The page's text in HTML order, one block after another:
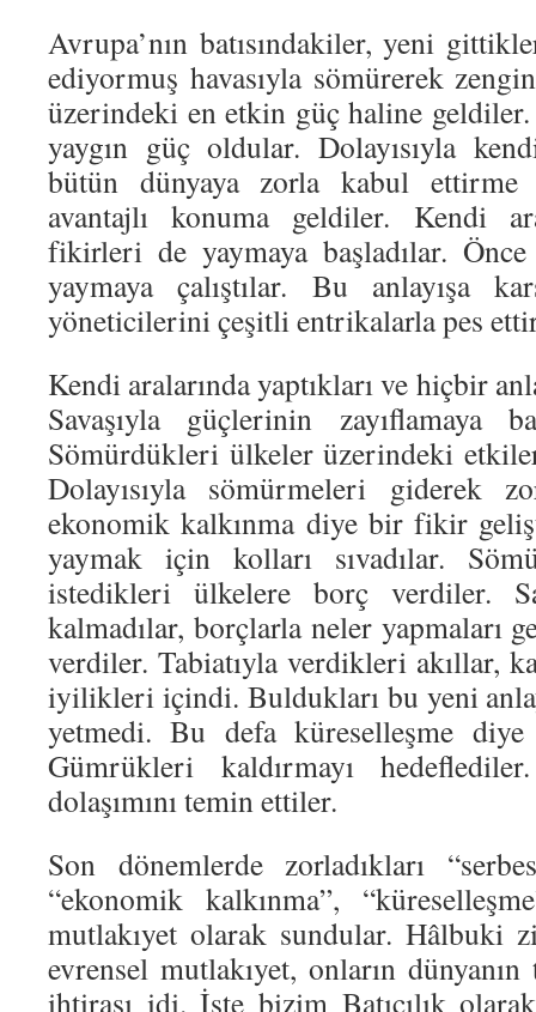
Avrupa’nın batısındakiler, yeni
ediyormuş havasıyla sömürerek
üzerindeki en etkin güç haline
yaygın güç oldular. Dolayısıyla
bütün dünyaya zorla kabul ettirme
avantajlı konuma geldiler. Kendi
fikirleri de yaymaya başladılar.
yaymaya çalıştılar. Bu anlayışa
yöneticilerini çeşitli entrikalarla pes
Kendi aralarında yaptıkları ve hiçbir
Savaşıyla güçlerinin zayıflamaya
Sömürdükleri ülkeler üzerindeki
Dolayısıyla sömürmeleri giderek
ekonomik kalkınma diye bir fikir
yaymak için kolları sıvadılar.
istedikleri ülkelere borç verdiler.
kalmadılar, borçlarla neler yapmaları
verdiler. Tabiatıyla verdikleri akıllar,
iyilikleri içindi. Buldukları bu yeni
yetmedi. Bu defa küreselleşme
Gümrükleri kaldırmayı
dolaşımını temin ettiler.
Son dönemlerde zorladıkları
“ekonomik kalkınma”,
mutlakıyet olarak sundular. Hâlbuki
evrensel mutlakıyet, onların
ihtirası idi. İşte bizim Batıcılık